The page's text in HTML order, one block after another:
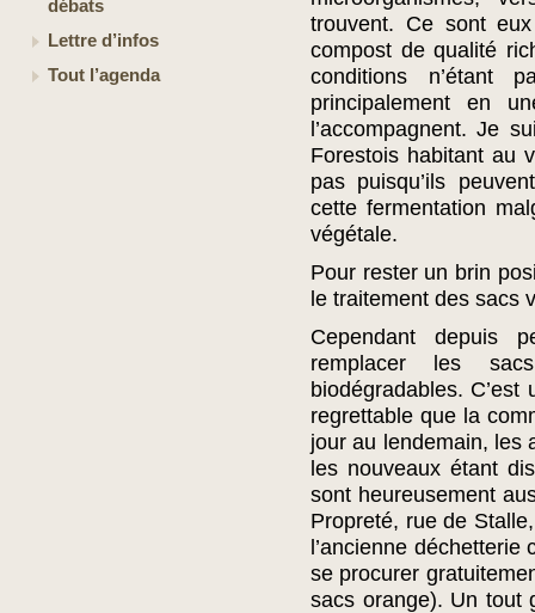
débats
Lettre d’infos
Tout l’agenda
trouvent. Ce sont
compost de qualité
conditions n’étant
principalement en
l’accompagnent. Je
Forestois habitant au
pas puisqu’ils
cette fermentation
végétale.
Pour rester un brin
le traitement des sacs
Cependant depuis
remplacer les
biodégradables.
regrettable que la
jour au lendemain, les
les nouveaux étant
sont heureusement
Propreté, rue de
l’ancienne déchetterie
se procurer
sacs orange). Un tout